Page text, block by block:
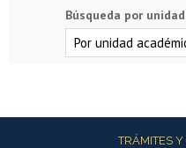
Búsqueda por unidad
Más informaciónTRÁMITES Y